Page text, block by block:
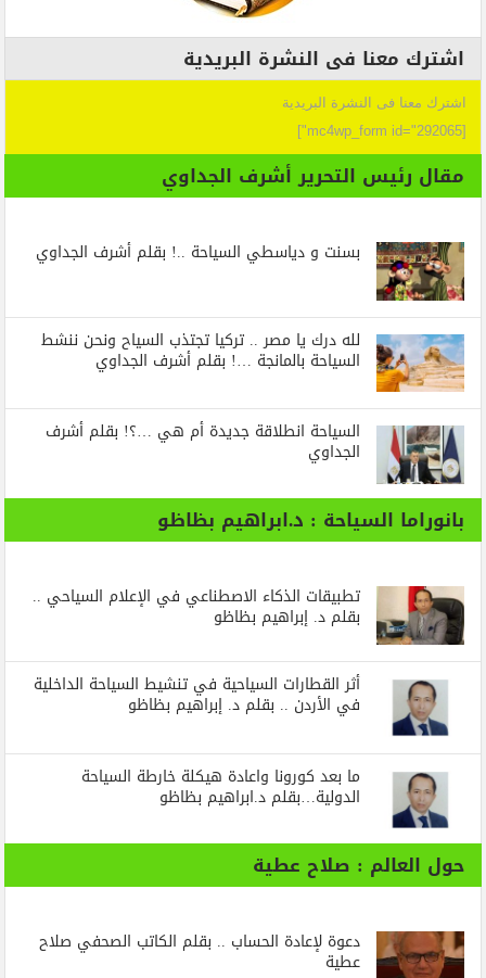
اشترك معنا فى النشرة البريدية
اشترك معنا فى النشرة البريدية
[mc4wp_form id="292065"]
مقال رئيس التحرير أشرف الجداوي
بسنت و دياسطي السياحة ..! بقلم أشرف الجداوي
لله درك يا مصر .. تركيا تجتذب السياح ونحن ننشط
السياحة بالمانجة …! بقلم أشرف الجداوي
السياحة انطلاقة جديدة أم هي …؟! بقلم أشرف
الجداوي
بانوراما السياحة : د.ابراهيم بظاظو
تطبيقات الذكاء الاصطناعي في الإعلام السياحي ..
بقلم د. إبراهيم بظاظو
أثر القطارات السياحية في تنشيط السياحة الداخلية
في الأردن .. بقلم د. إبراهيم بظاظو
ما بعد كورونا واعادة هيكلة خارطة السياحة
الدولية…بقلم د.ابراهيم بظاظو
حول العالم : صلاح عطية
دعوة لإعادة الحساب .. بقلم الكاتب الصحفي صلاح
عطية